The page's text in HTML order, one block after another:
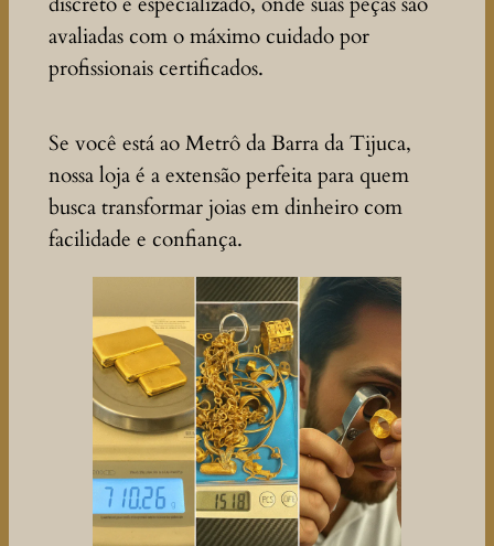
avaliadas com o máximo cuidado por
profissionais certificados.
Se você está ao Metrô da Barra da Tijuca,
nossa loja é a extensão perfeita para quem
busca transformar joias em dinheiro com
facilidade e confiança.